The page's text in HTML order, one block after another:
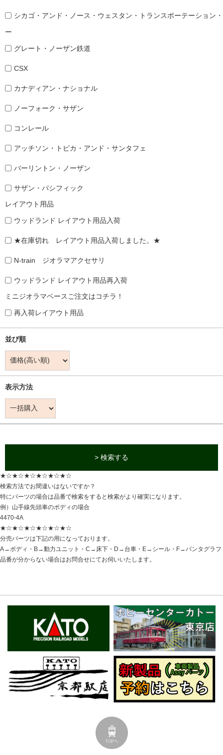
シカゴ・アンド・ノース・ウェスタン・トランスポーテーション
ー
グレート・ノーザン鉄道
CSX
カナディアン・ナショナル
ノーフォーク・サザン
コンレール
アッチソン・トピカ・アンド・サンタフェ
バーリントン・ノーザン
サザン・パシフィック
レイアウト用品
ウッドランド レイアウト用品入荷
★在庫切れ レイアウト用品入荷しました。★
N-train ジオラマアクセサリ
ウッドランド レイアウト用品再入荷
ミニジオラマベースご注文はコチラ！
再入荷レイアウト用品
並び順
表示方法
> 検索する
★☆★☆★☆★☆★☆★☆
検索方法でお間違いはないですか？
特にパーツの場合は品番で検索をすると検索がより確実になります。
例）山手線先頭車のボディの場合
4470-4A
★☆★☆★☆★☆★☆★☆
分売パーツは下記の用になっております。
A→ボディ・B→動力ユニット・C→床下・D→台車・E→シール・F→パンタグラフ
品番が分からない場合はお問合せにてお伺いいたします。